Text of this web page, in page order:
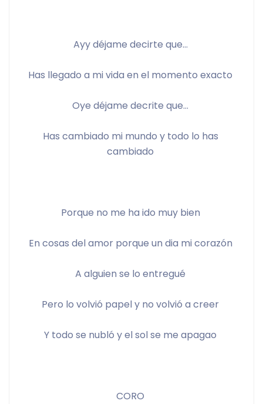
Ayy déjame decirte que…
Has llegado a mi vida en el momento exacto
Oye déjame decrite que…
Has cambiado mi mundo y todo lo has
cambiado
Porque no me ha ido muy bien
En cosas del amor porque un dia mi corazón
A alguien se lo entregué
Pero lo volvió papel y no volvió a creer
Y todo se nubló y el sol se me apagao
CORO